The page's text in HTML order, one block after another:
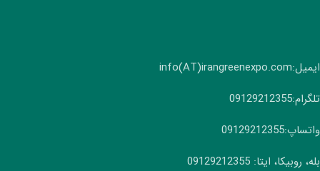
ایمیل:info(AT)irangreenexpo.com
تلگرام:09129212355
واتساپ:09129212355
بله، روبیکا، ایتا: 09129212355